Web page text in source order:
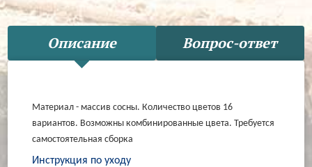
Описание Вопрос-ответ
Материал - массив сосны. Количество цветов 16
вариантов. Возможны комбинированные цвета. Требуется
самостоятельная сборка
Инструкция по уходу